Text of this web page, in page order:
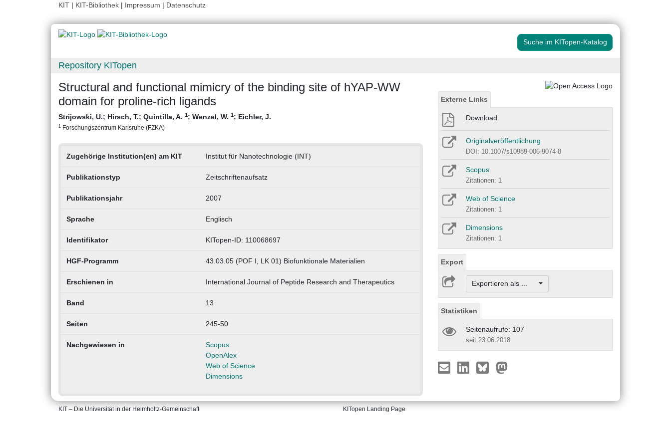
KIT | KIT-Bibliothek | Impressum | Datenschutz
Suche im KITopen-Katalog
Repository KITopen
Structural and functional mimicry of the binding site of hYAP-WW
domain for proline-rich ligands
Strijowski, U.; Hirsch, T.; Quintilla, A. 1; Wenzel, W. 1; Eichler, J.
1 Forschungszentrum Karlsruhe (FZKA)
Zugehörige Institution(en) am KIT Institut für Nanotechnologie (INT)
Publikationstyp Zeitschriftenaufsatz
Publikationsjahr 2007
Sprache Englisch
Identifikator KITopen-ID: 110068697
HGF-Programm 43.03.05 (POF I, LK 01) Biofunktionale Materialien
Erschienen in International Journal of Peptide Research and Therapeutics
Band 13
Seiten 245-50
Nachgewiesen in
Scopus
OpenAlex
Web of Science
Dimensions
Externe Links
Download
Originalveröffentlichung
DOI: 10.1007/s10989-006-9074-8
Scopus
Zitationen: 1
Web of Science
Zitationen: 1
Dimensions
Zitationen: 1
Export
Exportieren als ...
Statistiken
Seitenaufrufe: 107
seit 23.06.2018
KIT – Die Universität in der Helmholtz-Gemeinschaft KITopen Landing Page